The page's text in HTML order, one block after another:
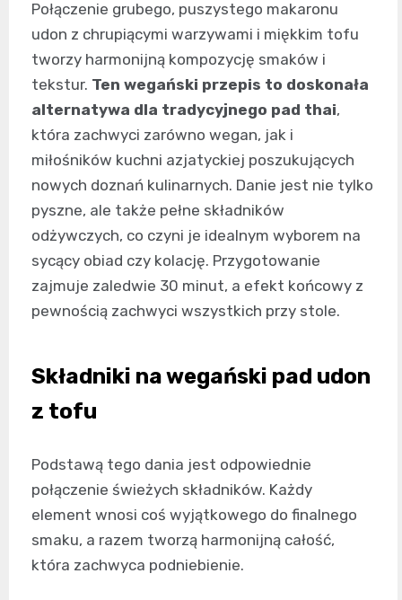
Połączenie grubego, puszystego makaronu
udon z chrupiącymi warzywami i miękkim tofu
tworzy harmonijną kompozycję smaków i
tekstur. Ten wegański przepis to doskonała
alternatywa dla tradycyjnego pad thai,
która zachwyci zarówno wegan, jak i
miłośników kuchni azjatyckiej poszukujących
nowych doznań kulinarnych. Danie jest nie tylko
pyszne, ale także pełne składników
odżywczych, co czyni je idealnym wyborem na
sycący obiad czy kolację. Przygotowanie
zajmuje zaledwie 30 minut, a efekt końcowy z
pewnością zachwyci wszystkich przy stole.
Składniki na wegański pad udon
z tofu
Podstawą tego dania jest odpowiednie
połączenie świeżych składników. Każdy
element wnosi coś wyjątkowego do finalnego
smaku, a razem tworzą harmonijną całość,
która zachwyca podniebienie.